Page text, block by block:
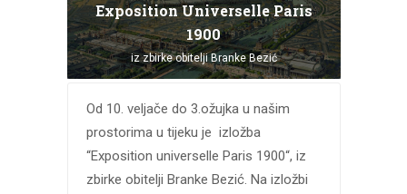
Exposition Universelle Paris
1900
iz zbirke obitelji Branke Bezić
Od 10. veljače do 3.ožujka u našim
prostorima u tijeku je izložba
“Exposition universelle Paris 1900“, iz
zbirke obitelji Branke Bezić. Na izložbi